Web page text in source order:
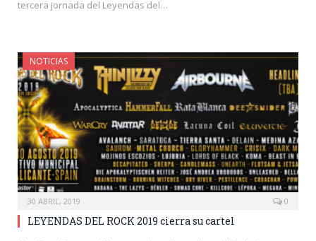
tercera jornada del Leyendas del…
NOTICIAS
30 ABRIL, 2019 0
LEYENDAS DEL ROCK 2019 cierra su cartel